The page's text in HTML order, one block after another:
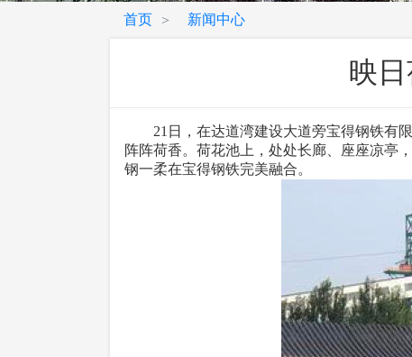
首页 > 新闻中心
映
21日，在达道湾建设大道旁宝得钢铁有限
阵阵荷香。荷花池上，处处长廊、座座凉亭
钢一柔在宝得钢铁完美融合。